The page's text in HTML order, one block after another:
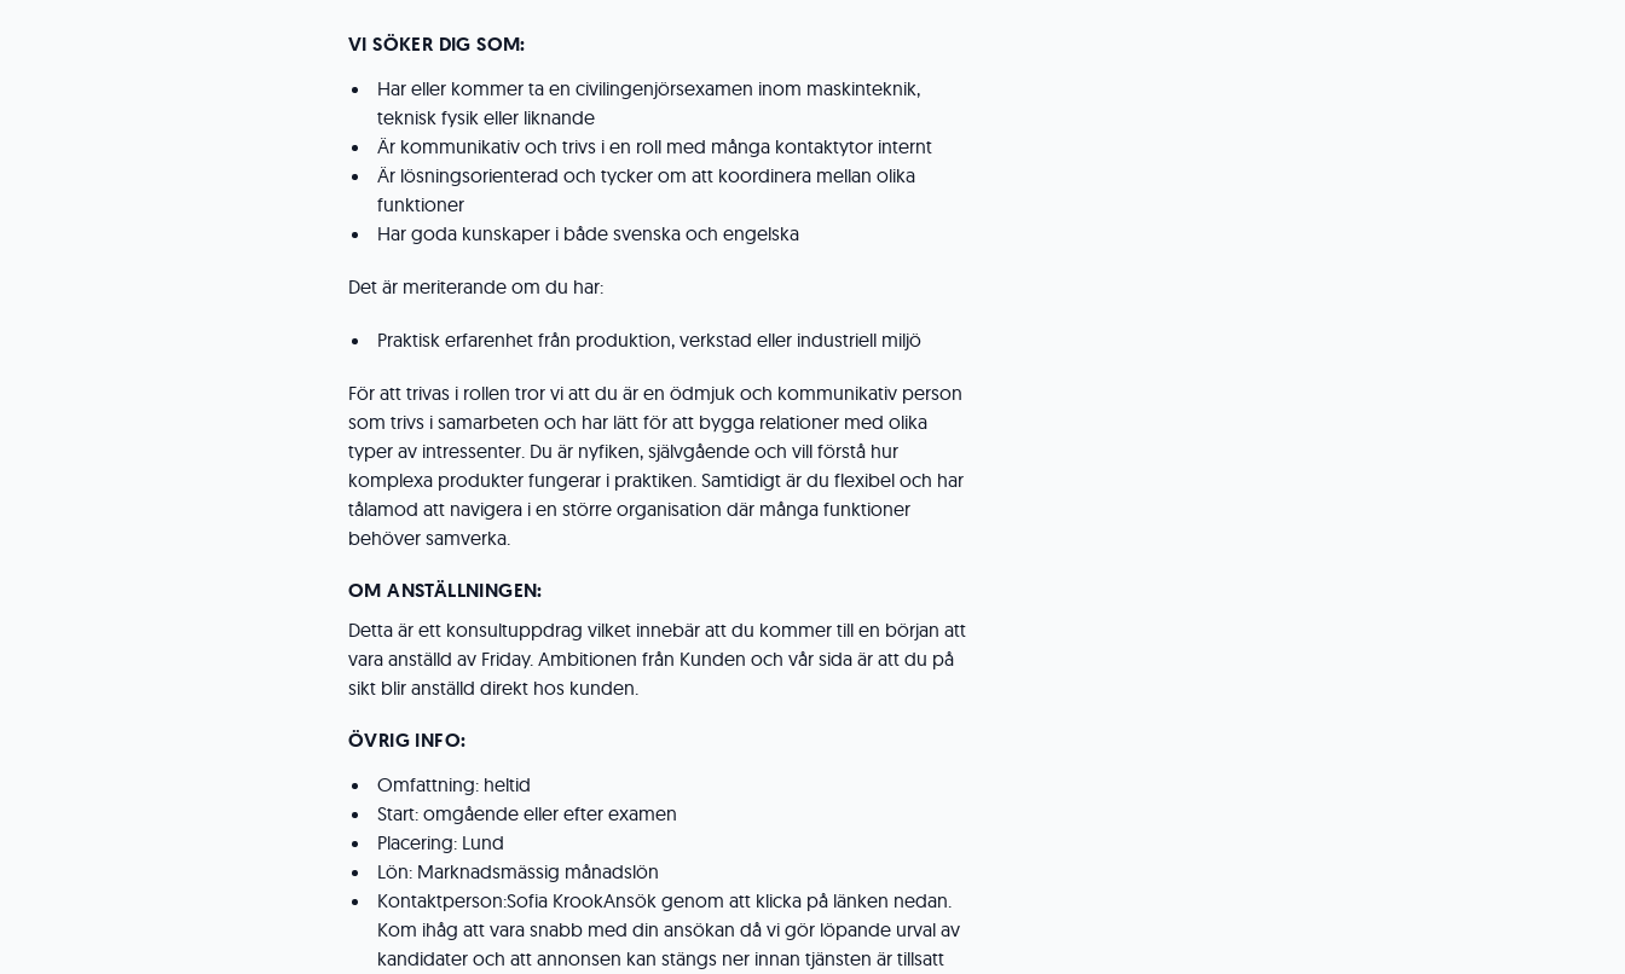
VI SÖKER DIG SOM:
Har eller kommer ta en civilingenjörsexamen inom maskinteknik,
teknisk fysik eller liknande
Är kommunikativ och trivs i en roll med många kontaktytor internt
Är lösningsorienterad och tycker om att koordinera mellan olika
funktioner
Har goda kunskaper i både svenska och engelska
Det är meriterande om du har:
Praktisk erfarenhet från produktion, verkstad eller industriell miljö
För att trivas i rollen tror vi att du är en ödmjuk och kommunikativ person
som trivs i samarbeten och har lätt för att bygga relationer med olika
typer av intressenter. Du är nyfiken, självgående och vill förstå hur
komplexa produkter fungerar i praktiken. Samtidigt är du flexibel och har
tålamod att navigera i en större organisation där många funktioner
behöver samverka.
OM ANSTÄLLNINGEN:
Detta är ett konsultuppdrag vilket innebär att du kommer till en början att
vara anställd av Friday. Ambitionen från Kunden och vår sida är att du på
sikt blir anställd direkt hos kunden.
ÖVRIG INFO:
Omfattning: heltid
Start: omgående eller efter examen
Placering: Lund
Lön: Marknadsmässig månadslön
Kontaktperson:Sofia KrookAnsök genom att klicka på länken nedan.
Kom ihåg att vara snabb med din ansökan då vi gör löpande urval av
kandidater och att annonsen kan stängs ner innan tjänsten är tillsatt